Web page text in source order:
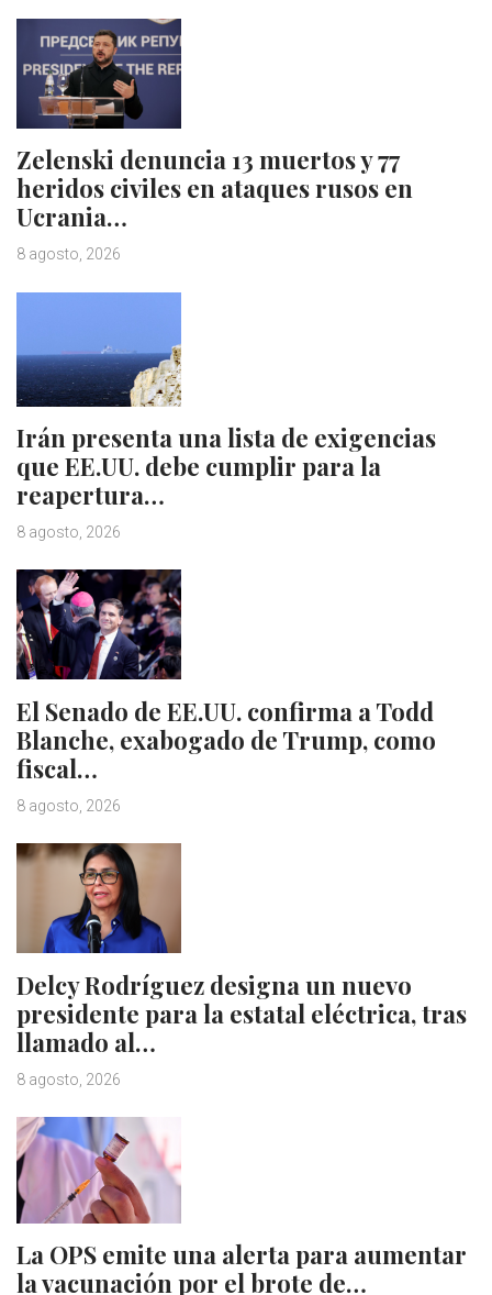
Zelenski denuncia 13 muertos y 77
heridos civiles en ataques rusos en
Ucrania…
8 agosto, 2026
Irán presenta una lista de exigencias
que EE.UU. debe cumplir para la
reapertura…
8 agosto, 2026
El Senado de EE.UU. confirma a Todd
Blanche, exabogado de Trump, como
fiscal…
8 agosto, 2026
Delcy Rodríguez designa un nuevo
presidente para la estatal eléctrica, tras
llamado al…
8 agosto, 2026
La OPS emite una alerta para aumentar
la vacunación por el brote de…